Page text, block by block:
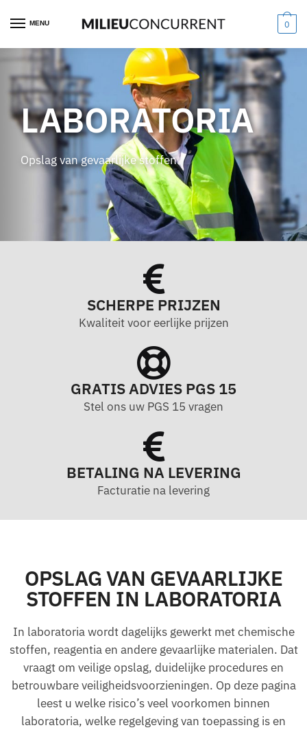
MENU 0
LABORATORIA
Opslag van gevaarlijke stoffen
SCHERPE PRIJZEN
Kwaliteit voor eerlijke prijzen
GRATIS ADVIES PGS 15
Stel ons uw PGS 15 vragen
BETALING NA LEVERING
Facturatie na levering
OPSLAG VAN GEVAARLIJKE
STOFFEN IN LABORATORIA
In laboratoria wordt dagelijks gewerkt met chemische
stoffen, reagentia en andere gevaarlijke materialen. Dat
vraagt om veilige opslag, duidelijke procedures en
betrouwbare veiligheidsvoorzieningen. Op deze pagina
leest u welke risico’s veel voorkomen binnen
laboratoria, welke regelgeving van toepassing is en